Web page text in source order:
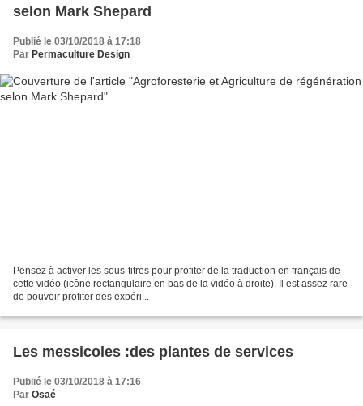
selon Mark Shepard
Publié le 03/10/2018 à 17:18
Par Permaculture Design
Pensez à activer les sous-titres pour profiter de la traduction en français de
cette vidéo (icône rectangulaire en bas de la vidéo à droite). Il est assez rare
de pouvoir profiter des expéri...
Les messicoles :des plantes de services
Publié le 03/10/2018 à 17:16
Par Osaé